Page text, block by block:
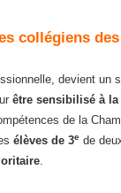
collégiens
devient un
être sensibilisé à
de la
élèves de 3e de